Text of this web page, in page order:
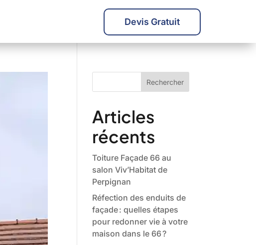
Devis Gratuit
Rechercher
Articles
récents
Toiture Façade 66 au
salon Viv’Habitat de
Perpignan
Réfection des enduits de
façade : quelles étapes
pour redonner vie à votre
maison dans le 66 ?